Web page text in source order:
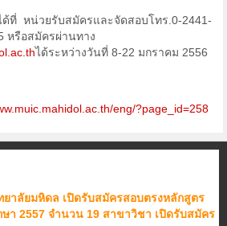
ด้ที่ หน่วยรับสมัครและจัดสอบโทร.0-2441-
หรือสมัครผ่านทาง
ได้ระหว่างวันที่ 8-22 มกราคม 2556
eng/?page_id=258
าลัยมหิดล เปิดรับสมัครสอบตรงหลักสูตร
า 2557 จำนวน 19 สาขาวิชา เปิดรับสมัคร